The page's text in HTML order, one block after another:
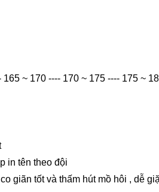
~ 170 ---- 170 ~ 175 ---- 175 ~
in tên theo đội
giãn tốt và thấm hút mồ hôi , dễ